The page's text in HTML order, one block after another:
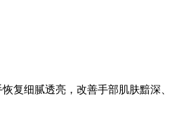
复细腻透亮，改善手部肌肤黯深、